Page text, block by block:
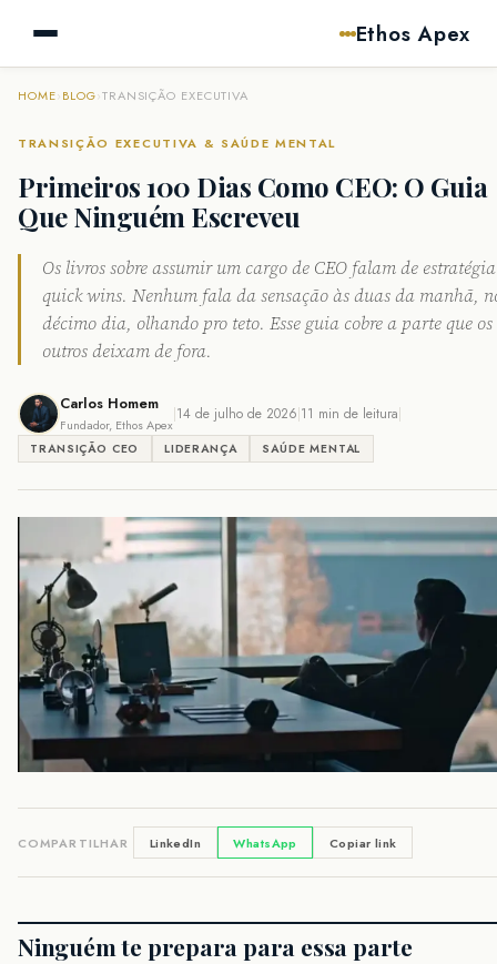
Ethos Apex
HOME›BLOG›TRANSIÇÃO EXECUTIVA
TRANSIÇÃO EXECUTIVA & SAÚDE MENTAL
Primeiros 100 Dias Como CEO: O Guia
Que Ninguém Escreveu
Os livros sobre assumir um cargo de CEO falam de
quick wins. Nenhum fala da sensação às duas da manhã,
décimo dia, olhando pro teto. Esse guia cobre a parte que os
outros deixam de fora.
Carlos Homem
Fundador, Ethos Apex
|14 de julho de 2026|11 min de leitura|
TRANSIÇÃO CEO LIDERANÇA SAÚDE MENTAL
COMPARTILHAR LinkedIn WhatsApp Copiar link
Ninguém te prepara para essa parte